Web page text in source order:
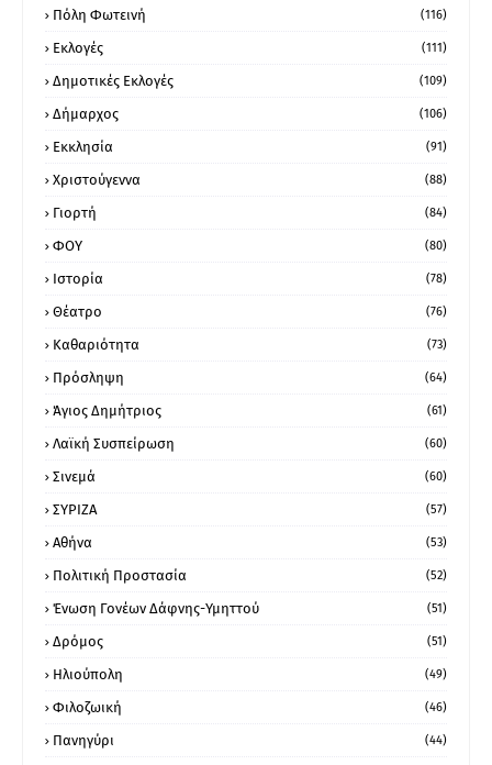
Πόλη Φωτεινή (116)
Εκλογές (111)
Δημοτικές Εκλογές (109)
Δήμαρχος (106)
Εκκλησία (91)
Χριστούγεννα (88)
Γιορτή (84)
ΦΟΥ (80)
Ιστορία (78)
Θέατρο (76)
Καθαριότητα (73)
Πρόσληψη (64)
Άγιος Δημήτριος (61)
Λαϊκή Συσπείρωση (60)
Σινεμά (60)
ΣΥΡΙΖΑ (57)
Αθήνα (53)
Πολιτική Προστασία (52)
Ένωση Γονέων Δάφνης-Υμηττού (51)
Δρόμος (51)
Ηλιούπολη (49)
Φιλοζωική (46)
Πανηγύρι (44)